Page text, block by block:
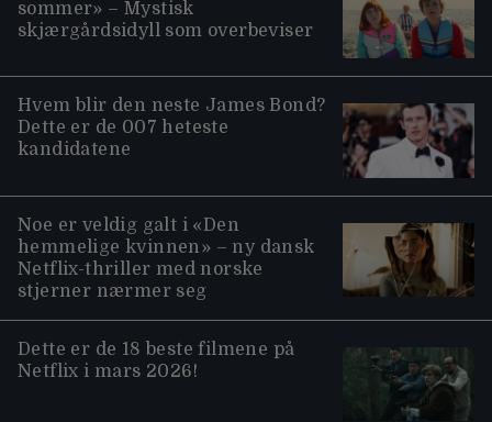
sommer» – Mystisk
skjærgårdsidyll som overbeviser
Hvem blir den neste James Bond?
Dette er de 007 heteste
kandidatene
Noe er veldig galt i «Den
hemmelige kvinnen» – ny dansk
Netflix-thriller med norske
stjerner nærmer seg
Dette er de 18 beste filmene på
Netflix i mars 2026!